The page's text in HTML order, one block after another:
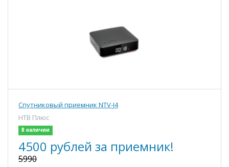
Спутниковый приемник NTV-J4
НТВ Плюс
В наличии
4500 рублей за приемник!
5990